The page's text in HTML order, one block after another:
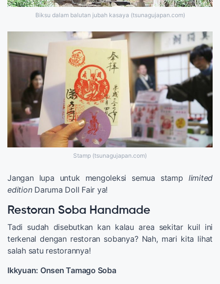
Biksu dalam balutan jubah kasaya (tsunagujapan.com)
Stamp (tsunagujapan.com)
Jangan lupa untuk mengoleksi semua stamp limited
editionDaruma Doll Fair ya!
Restoran Soba Handmade
Tadi sudah disebutkan kan kalau area sekitar kuil ini
terkenal dengan restoran sobanya? Nah, mari kita lihat
salah satu restorannya!
Ikkyuan: Onsen Tamago Soba